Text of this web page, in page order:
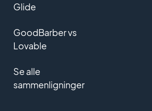
Glide
GoodBarber vs
Lovable
Se alle
sammenligninger